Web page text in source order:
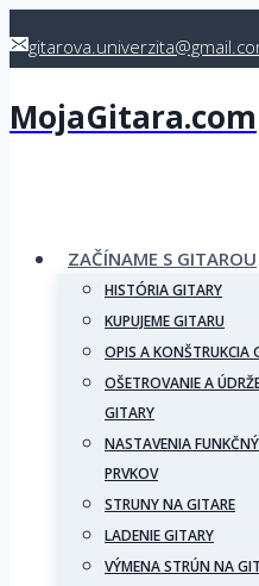
to
MojaGitara.com
ZAČÍNAME S GITAROU
HISTÓRIA GITARY
KUPUJEME GITARU
OPIS A KONŠTRUKCIA
OŠETROVANIE A
GITARY
NASTAVENIA
PRVKOV
STRUNY NA GITARE
LADENIE GITARY
VÝMENA STRÚN NA